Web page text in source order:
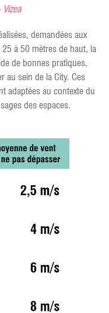
demandées aux
à 50 mètres de haut, la
de bonnes pratiques,
au sein de la City. Ces
adaptées au contexte du
des espaces.